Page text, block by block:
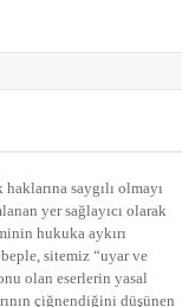
saygılı olmayı
yer sağlayıcı olarak
hukuka aykırı
sitemiz “uyar ve
olan eserlerin yasal
çiğnendiğini düşünen